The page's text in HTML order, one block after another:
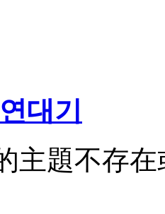
대기
主題不存